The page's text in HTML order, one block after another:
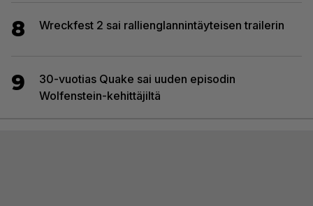
8 Wreckfest 2 sai rallienglannintäyteisen trailerin
9
30-vuotias Quake sai uuden episodin
Wolfenstein-kehittäjiltä